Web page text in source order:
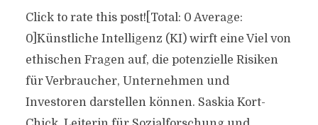
Click to rate this post![Total: 0 Average:
0]Künstliche Intelligenz (KI) wirft eine Viel von
ethischen Fragen auf, die potenzielle Risiken
für Verbraucher, Unternehmen und
Investoren darstellen können. Saskia Kort-